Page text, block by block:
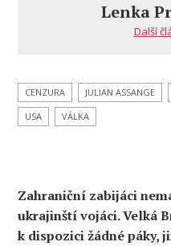
Lenka
Další
CENZURA JULIAN ASSANGE
USA
VÁLKA
Zahraniční zabijáci
ukrajinští vojáci. Velká
k dispozici žádné páky,